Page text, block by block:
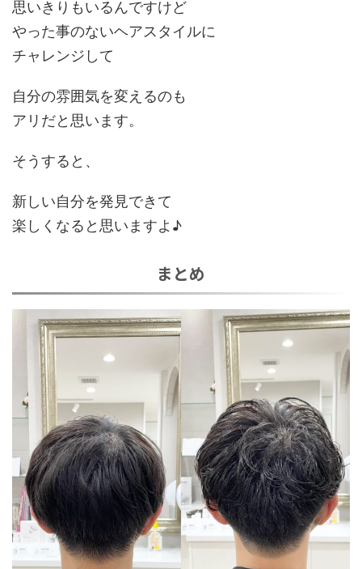
思いきりもいるんですけど
やった事のないヘアスタイルに
チャレンジして
自分の雰囲気を変えるのも
アリだと思います。
そうすると、
新しい自分を発見できて
楽しくなると思いますよ♪
まとめ